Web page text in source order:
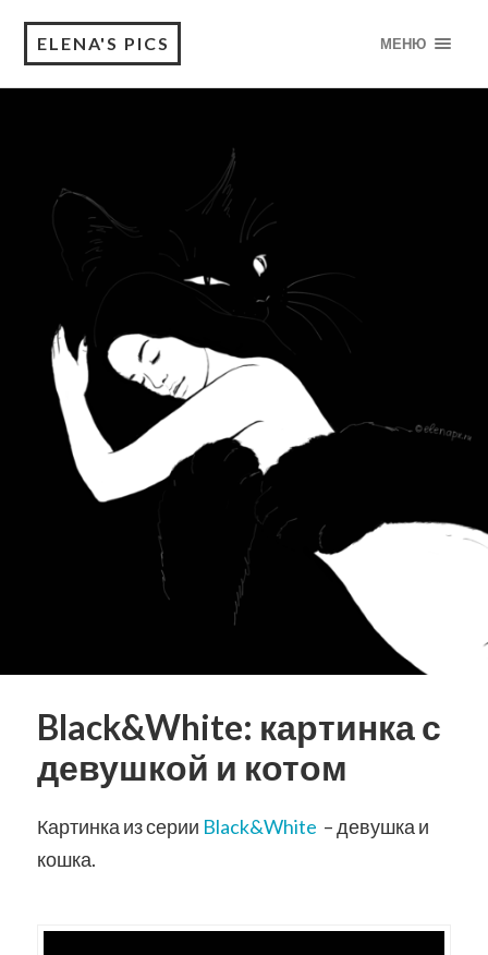
ELENA'S PICS МЕНЮ
Black&White: картинка с
девушкой и котом
Картинка из серии Black&White – девушка и
кошка.